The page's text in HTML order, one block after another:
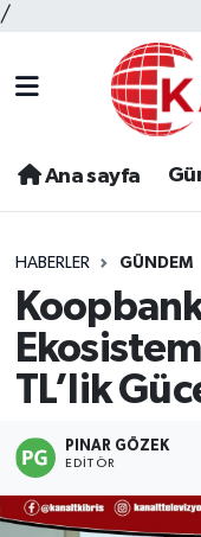
/
Ana sayfa
HABERLER GÜNDEM
TL’lik
PINAR GÖZEK
EDITÖR